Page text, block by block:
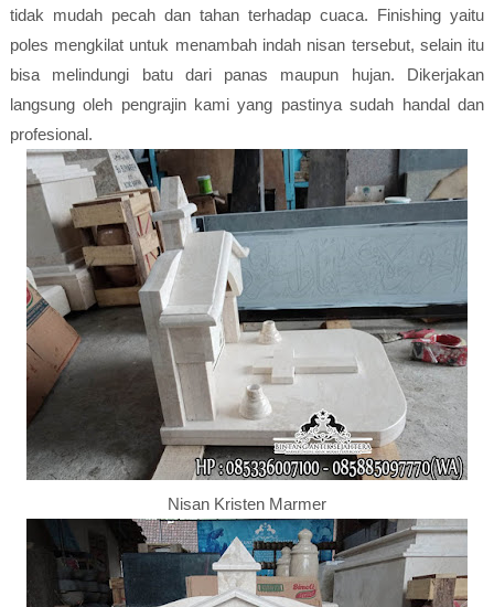
tidak mudah pecah dan tahan terhadap cuaca. Finishing yaitu
poles mengkilat untuk menambah indah nisan tersebut, selain itu
bisa melindungi batu dari panas maupun hujan. Dikerjakan
langsung oleh pengrajin kami yang pastinya sudah handal dan
profesional.
Nisan Kristen Marmer